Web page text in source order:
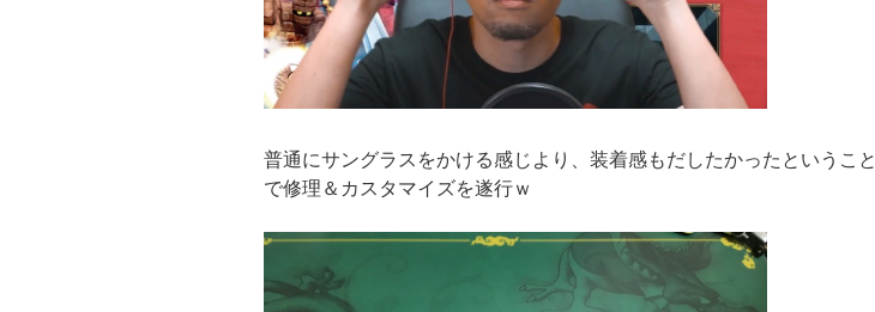
普通にサングラスをかける感じより、装着感もだしたかったということ
で修理＆カスタマイズを遂行ｗ